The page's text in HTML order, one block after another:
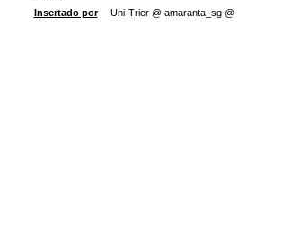
Insertado por
Uni-Trier @ amaranta_sg @